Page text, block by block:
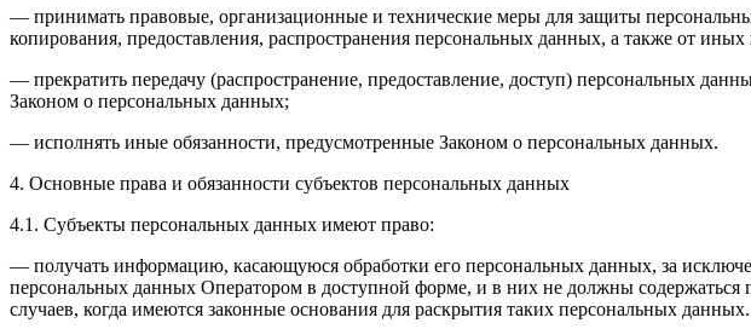
— принимать правовые, организационные и технические меры для защиты
копирования, предоставления, распространения персональных данных, а также от
— прекратить передачу (распространение, предоставление, доступ) персональных
Законом о персональных данных;
— исполнять иные обязанности, предусмотренные Законом о персональных данных.
4. Основные права и обязанности субъектов персональных данных
4.1. Субъекты персональных данных имеют право:
— получать информацию, касающуюся обработки его персональных данных, за
персональных данных Оператором в доступной форме, и в них не должны
случаев, когда имеются законные основания для раскрытия таких персональных